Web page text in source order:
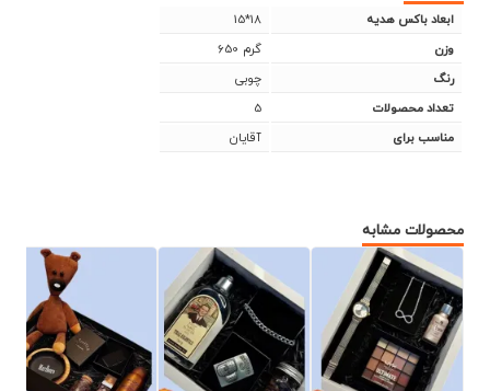
15*18 ابعاد باکس هدیه
650 گرم وزن
چوبی رنگ
5 تعداد محصولات
آقایان مناسب برای
محصولات مشابه